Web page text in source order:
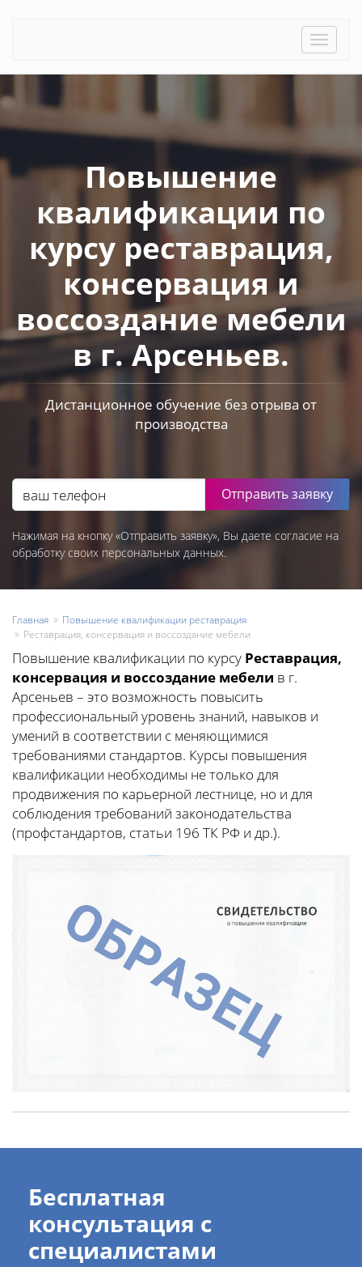
Toggle
Повышение
квалификации по
курсу реставрация,
консервация и
воссоздание мебели
в г. Арсеньев.
Дистанционное обучение без отрыва от
производства
Отправить заявку
Нажимая на кнопку «Отправить заявку», Вы даете согласие на
обработку своих персональных данных.
Главная
Повышение квалификации реставрация
Реставрация, консервация и воссоздание мебели
Повышение квалификации по курсу Реставрация,
консервация и воссоздание мебели в г.
Арсеньев – это возможность повысить
профессиональный уровень знаний, навыков и
умений в соответствии с меняющимися
требованиями стандартов. Курсы повышения
квалификации необходимы не только для
продвижения по карьерной лестнице, но и для
соблюдения требований законодательства
(профстандартов, статьи 196 ТК РФ и др.).
Бесплатная
консультация с
специалистами